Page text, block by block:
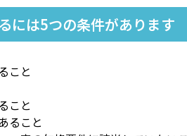
には5つの条件があります
こと
こと
ること